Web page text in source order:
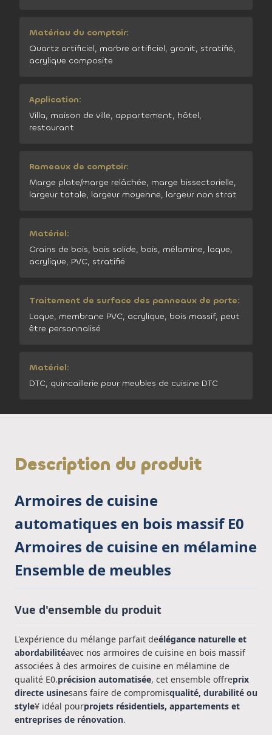
Matériau du comptoir:
Quartz artificiel, marbre artificiel, granit, stratifié,
acrylique composite
Application:
Villa, maison de ville, appartement, hôtel,
restaurant
Rameaux de comptoir:
Marge plate/marge relâchée, marge bissectorielle,
largeur totale, largeur moyenne, largeur non strat
Matériel:
Grains de bois, bois solide, bois, mélamine, laque,
acrylique, PVC, stratifié
Traitement de surface des panneaux de porte:
Laque, membrane PVC, acrylique, bois massif, peut
être personnalisé
Matériel:
DTC, quincaillerie pour meubles de cuisine DTC
Description du produit
Armoires de cuisine
automatiques en bois massif E0
Armoires de cuisine en mélamine
Ensemble de meubles
Vue d'ensemble du produit
L'expérience du mélange parfait deélégance naturelle et
abordabilitéavec nos armoires de cuisine en bois massif
associées à des armoires de cuisine en mélamine de
qualité E0.précision automatisée, cet ensemble offreprix
directe usinesans faire de compromisqualité, durabilité ou
style¥ idéal pourprojets résidentiels, appartements et
entreprises de rénovation.